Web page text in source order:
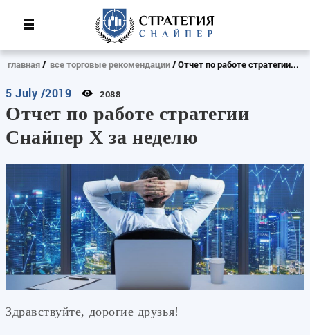
главная все торговые рекомендации Отчет по работе стратегии...
5 July /2019 2088
Отчет по работе стратегии
Снайпер Х за неделю
Здравствуйте, дорогие друзья!